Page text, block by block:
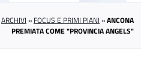
ARCHIVI » FOCUS E PRIMI PIANI »ANCONA
PREMIATA COME "PROVINCIA ANGELS"